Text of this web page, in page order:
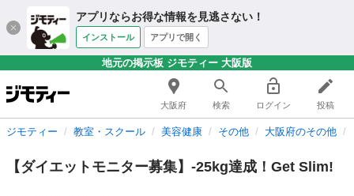
アプリならお得な情報を見逃さない！
インストール アプリで開く
地元の掲示板 ジモティー 大阪版
大阪府 検索 ログイン 投稿
ジモティー 教室・スクール 美容健康 その他 大阪府のその他
【ダイエットモニター募集】-25kg達成！Get Slim!